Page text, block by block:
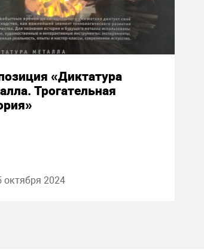
«Диктатура
Трогательная
октября 2024